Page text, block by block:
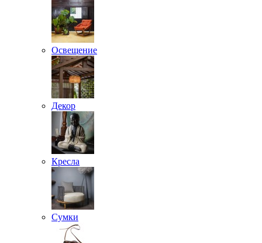
Освещение
Декор
Кресла
Сумки